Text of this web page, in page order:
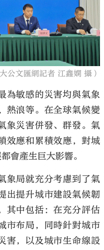
公文匯網記者 江鑫嫻 攝）
為敏感的災害均與氣象
熱浪等。在全球氣候變
象災害併發、群發。氣
效應和累積效應，對城
會產生巨大影響。
象局就充分考慮到了氣
出提升城市建設氣候韌
其中包括：在充分評估
市布局，同時針對城市
害，以及城市生命線設